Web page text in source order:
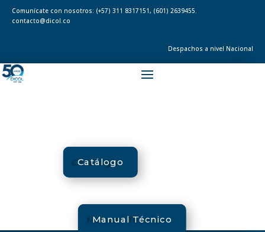
Comunícate con nosotros: (+57) 311 8317151, (601) 2639455.
contacto@dicol.co
Despachos a nivel Nacional
Catálogo
Manual Técnico